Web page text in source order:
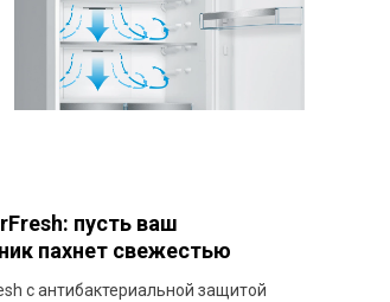
пусть ваш
пахнет свежестью
с антибактериальной защитой